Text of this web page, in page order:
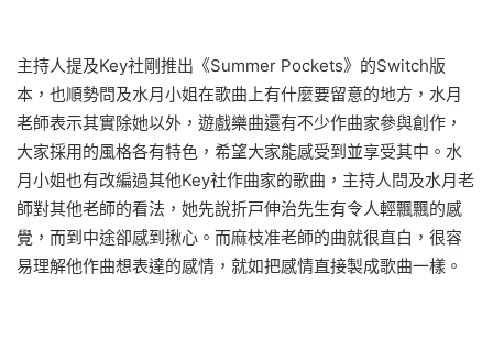
主持人提及Key社剛推出《Summer Pockets》的Switch版
本，也順勢問及水月小姐在歌曲上有什麼要留意的地方，水月
老師表示其實除她以外，遊戲樂曲還有不少作曲家參與創作，
大家採用的風格各有特色，希望大家能感受到並享受其中。水
月小姐也有改編過其他Key社作曲家的歌曲，主持人問及水月老
師對其他老師的看法，她先說折戸伸治先生有令人輕飄飄的感
覺，而到中途卻感到揪心。而麻枝准老師的曲就很直白，很容
易理解他作曲想表達的感情，就如把感情直接製成歌曲一樣。